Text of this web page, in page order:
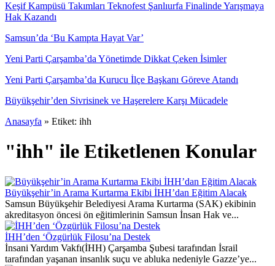
Keşif Kampüsü Takımları Teknofest Şanlıurfa Finalinde Yarışmaya
Hak Kazandı
Samsun’da ‘Bu Kampta Hayat Var’
Yeni Parti Çarşamba’da Yönetimde Dikkat Çeken İsimler
Yeni Parti Çarşamba’da Kurucu İlçe Başkanı Göreve Atandı
Büyükşehir’den Sivrisinek ve Haşerelere Karşı Mücadele
Anasayfa » Etiket: ihh
"ihh" ile Etiketlenen Konular
Büyükşehir’in Arama Kurtarma Ekibi İHH’dan Eğitim Alacak
Samsun Büyükşehir Belediyesi Arama Kurtarma (SAK) ekibinin
akreditasyon öncesi ön eğitimlerinin Samsun İnsan Hak ve...
İHH’den ‘Özgürlük Filosu’na Destek
İnsani Yardım Vakfı(İHH) Çarşamba Şubesi tarafından İsrail
tarafından yaşanan insanlık suçu ve abluka nedeniyle Gazze’ye...